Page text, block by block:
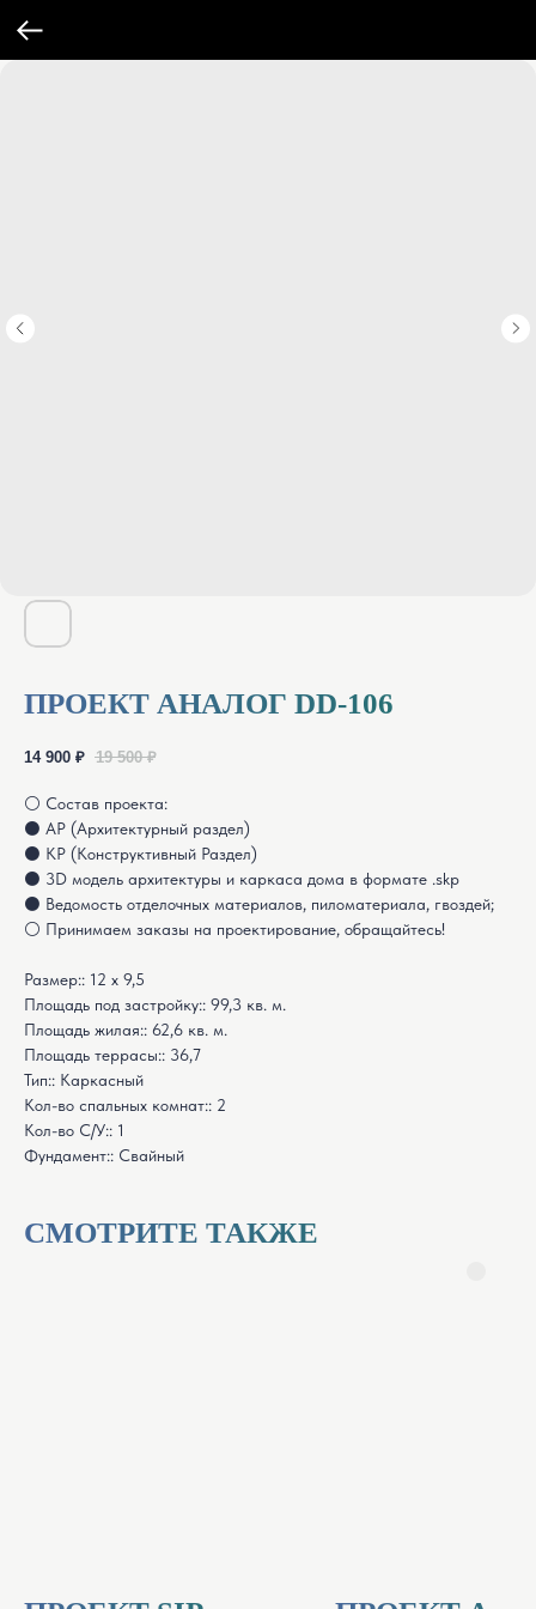
ПРОЕКТ АНАЛОГ DD-106
14 900 ₽ 19 500 ₽
⚪ Состав проекта:
⚫ АР (Архитектурный раздел)
⚫ КР (Конструктивный Раздел)
⚫ 3D модель архитектуры и каркаса дома в формате .skp
⚫ Ведомость отделочных материалов, пиломатериала, гвоздей;
⚪ Принимаем заказы на проектирование, обращайтесь!
Размер:: 12 х 9,5
Площадь под застройку:: 99,3 кв. м.
Площадь жилая:: 62,6 кв. м.
Площадь террасы:: 36,7
Тип:: Каркасный
Кол-во спальных комнат:: 2
Кол-во С/У:: 1
Фундамент:: Свайный
СМОТРИТЕ ТАКЖЕ